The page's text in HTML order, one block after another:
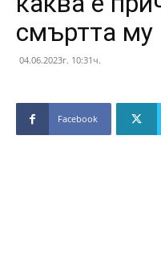
смъртта му
04.06.2023г. 10:31ч.
Facebook